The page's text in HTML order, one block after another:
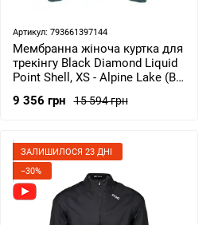
Артикул: 793661397144
Мембранна жіноча куртка для
трекінгу Black Diamond Liquid
Point Shell, XS - Alpine Lake (BD
15 594 грн
9 356 грн
ЗАЛИШИЛОСЯ 23 ДНІ
−30%